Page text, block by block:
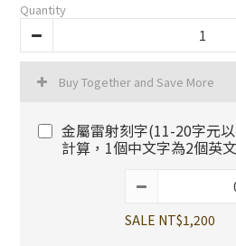
Quantity
Buy Together and Save More
金屬雷射刻字(11-20字元
計算，1個中文字為2個英
SALE NT$1,200